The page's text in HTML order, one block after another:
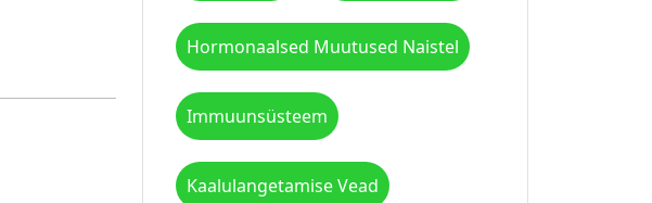
Hormonaalsed Muutused Naistel
Immuunsüsteem
Kaalulangetamise Vead